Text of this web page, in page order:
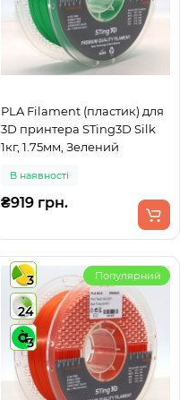
PLA Filament (пластик) для
3D принтера STing3D Silk
1кг, 1.75мм, Зелений
В наявності
₴919 грн.
3
24
3
Популярний